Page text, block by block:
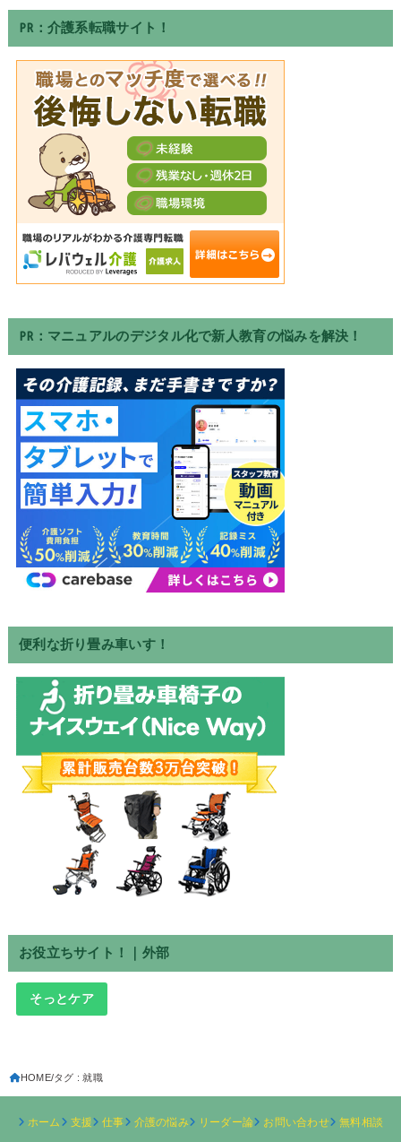
PR：介護系転職サイト！
PR：マニュアルのデジタル化で新人教育の悩みを解決！
便利な折り畳み車いす！
お役立ちサイト！｜外部
そっとケア
HOME タグ : 就職
ホーム 支援 仕事 介護の悩み リーダー論 お問い合わせ 無料相談